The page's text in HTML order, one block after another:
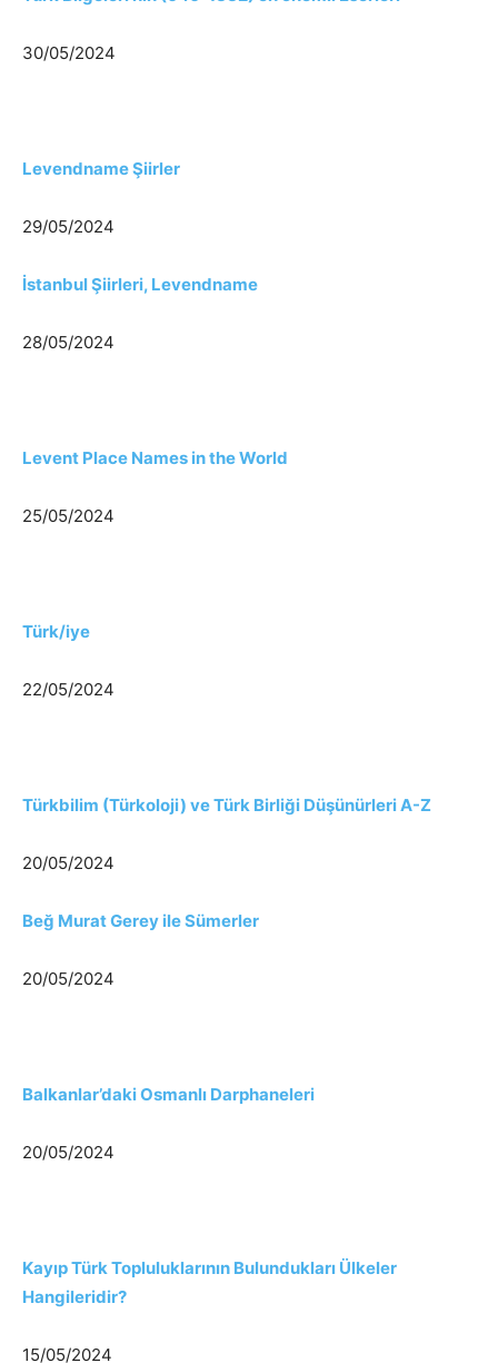
30/05/2024
Levendname Şiirler
29/05/2024
İstanbul Şiirleri, Levendname
28/05/2024
Levent Place Names in the World
25/05/2024
Türk/iye
22/05/2024
Türkbilim (Türkoloji) ve Türk Birliği Düşünürleri A-Z
20/05/2024
Beğ Murat Gerey ile Sümerler
20/05/2024
Balkanlar’daki Osmanlı Darphaneleri
20/05/2024
Kayıp Türk Topluluklarının Bulundukları Ülkeler
Hangileridir?
15/05/2024